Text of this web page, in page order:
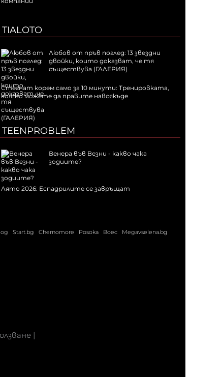
TIALOTO
Любов от пръв поглед: 13 звездни
двойки, които доказват, че тя
съществува (ГАЛЕРИЯ)
Стегнат корем само за 10 минути: Тренировката,
която можете да правите навсякъде
TEENPROBLEM
Венера във Везни - какво чака
зодиите?
Лято 2026: Еспадрилите се завръщат
Start.bg Chernomore Posoka Boec Megavselena.bg
|